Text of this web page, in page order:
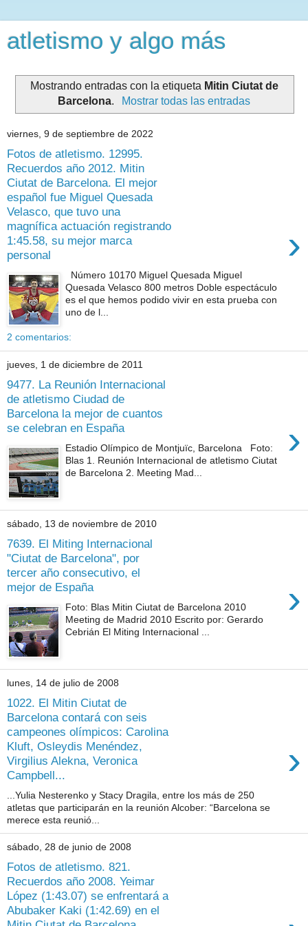
atletismo y algo más
Mostrando entradas con la etiqueta Mitin Ciutat de
Barcelona. Mostrar todas las entradas
viernes, 9 de septiembre de 2022
Fotos de atletismo. 12995.
Recuerdos año 2012. Mitin
Ciutat de Barcelona. El mejor
español fue Miguel Quesada
Velasco, que tuvo una
magnífica actuación registrando
1:45.58, su mejor marca
personal
›
Número 10170 Miguel Quesada Miguel
Quesada Velasco 800 metros Doble espectáculo
es el que hemos podido vivir en esta prueba con
uno de l...
2 comentarios:
jueves, 1 de diciembre de 2011
9477. La Reunión Internacional
de atletismo Ciudad de
Barcelona la mejor de cuantos
se celebran en España
›
Estadio Olímpico de Montjuïc, Barcelona Foto:
Blas 1. Reunión Internacional de atletismo Ciutat
de Barcelona 2. Meeting Mad...
sábado, 13 de noviembre de 2010
7639. El Miting Internacional
"Ciutat de Barcelona", por
tercer año consecutivo, el
mejor de España
›
Foto: Blas Mitin Ciutat de Barcelona 2010
Meeting de Madrid 2010 Escrito por: Gerardo
Cebrián El Miting Internacional ...
lunes, 14 de julio de 2008
1022. El Mitin Ciutat de
Barcelona contará con seis
campeones olímpicos: Carolina
Kluft, Osleydis Menéndez,
Virgilius Alekna, Veronica
Campbell...
›
...Yulia Nesterenko y Stacy Dragila, entre los más de 250
atletas que participarán en la reunión Alcober: “Barcelona se
merece esta reunió...
sábado, 28 de junio de 2008
Fotos de atletismo. 821.
Recuerdos año 2008. Yeimar
López (1:43.07) se enfrentará a
Abubaker Kaki (1:42.69) en el